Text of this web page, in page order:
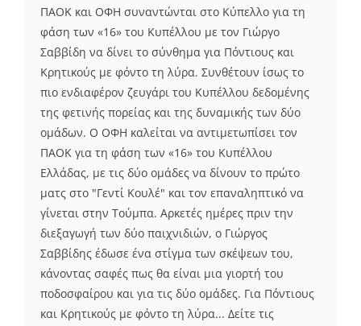
ΠΑΟΚ και ΟΦΗ συναντώνται στο Κύπελλο για τη
φάση των «16» του Κυπέλλου με τον Γιώργο
Σαββίδη να δίνει το σύνθημα για Πόντιους και
Κρητικούς με φόντο τη λύρα. Συνθέτουν ίσως το
πιο ενδιαφέρον ζευγάρι του Κυπέλλου δεδομένης
της φετινής πορείας και της δυναμικής των δύο
ομάδων. Ο ΟΦΗ καλείται να αντιμετωπίσει τον
ΠΑΟΚ για τη φάση των «16» του Κυπέλλου
Ελλάδας, με τις δύο ομάδες να δίνουν το πρώτο
ματς στο "Γεντί Κουλέ" και τον επαναληπτικό να
γίνεται στην Τούμπα. Αρκετές ημέρες πριν την
διεξαγωγή των δύο παιχνιδιών, ο Γιώργος
Σαββίδης έδωσε ένα στίγμα των σκέψεων του,
κάνοντας σαφές πως θα είναι μια γιορτή του
ποδοσφαίρου και για τις δύο ομάδες. Για Πόντιους
και Κρητικούς με φόντο τη λύρα... Δείτε τις